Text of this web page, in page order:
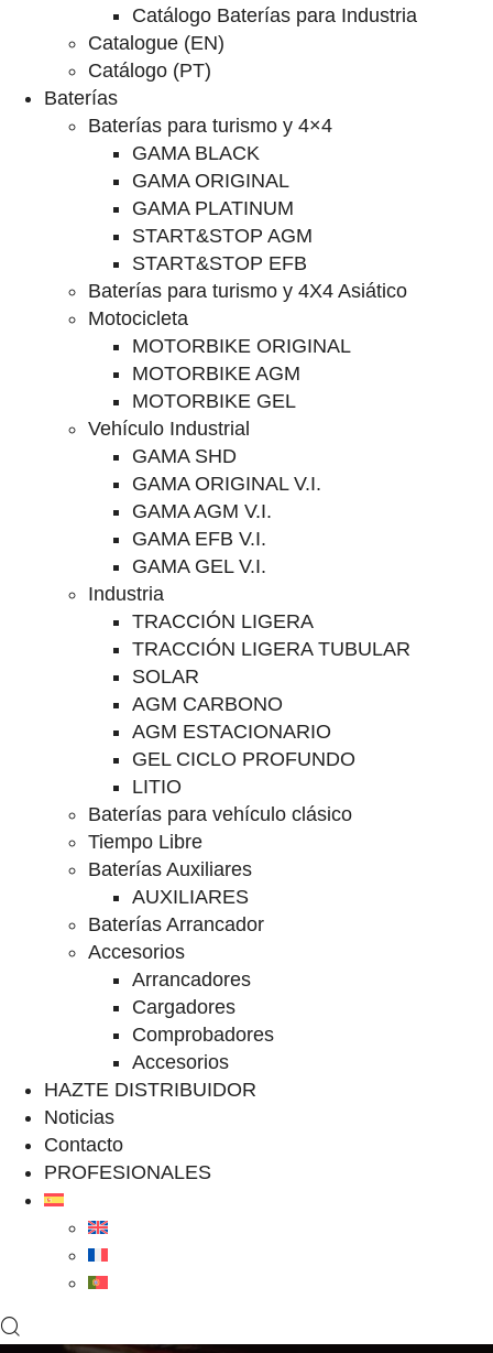
Catálogo Baterías para Industria
Catalogue (EN)
Catálogo (PT)
Baterías
Baterías para turismo y 4×4
GAMA BLACK
GAMA ORIGINAL
GAMA PLATINUM
START&STOP AGM
START&STOP EFB
Baterías para turismo y 4X4 Asiático
Motocicleta
MOTORBIKE ORIGINAL
MOTORBIKE AGM
MOTORBIKE GEL
Vehículo Industrial
GAMA SHD
GAMA ORIGINAL V.I.
GAMA AGM V.I.
GAMA EFB V.I.
GAMA GEL V.I.
Industria
TRACCIÓN LIGERA
TRACCIÓN LIGERA TUBULAR
SOLAR
AGM CARBONO
AGM ESTACIONARIO
GEL CICLO PROFUNDO
LITIO
Baterías para vehículo clásico
Tiempo Libre
Baterías Auxiliares
AUXILIARES
Baterías Arrancador
Accesorios
Arrancadores
Cargadores
Comprobadores
Accesorios
HAZTE DISTRIBUIDOR
Noticias
Contacto
PROFESIONALES